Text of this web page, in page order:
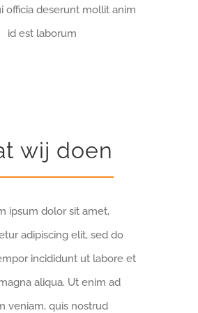
officia deserunt mollit anim
id est laborum
wij doen
ipsum dolor sit amet,
adipiscing elit, sed do
incididunt ut labore et
aliqua. Ut enim ad
veniam, quis nostrud